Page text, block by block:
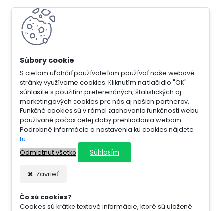
S cieľom uľahčiť používateľom používať naše webové
stránky využívame cookies. Kliknutím na tlačidlo "OK"
súhlasíte s použitím preferenčných, štatistických aj
marketingových cookies pre nás aj našich partnerov.
Funkčné cookies sú v rámci zachovania funkčnosti webu
používané počas celej doby prehliadania webom.
Podrobné informácie a nastavenia ku cookies nájdete
tu.
Odmietnuť všetko
Súhlasím
Zavrieť
Čo sú cookies?
Cookies sú krátke textové informácie, ktoré sú uložené